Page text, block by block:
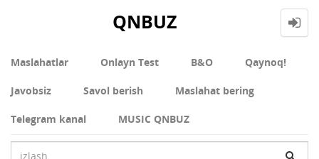
QNBUZ
Maslahatlar Onlayn Test В&О Qaynoq!
Javobsiz Savol berish Maslahat bering
Telegram kanal MUSIC QNBUZ